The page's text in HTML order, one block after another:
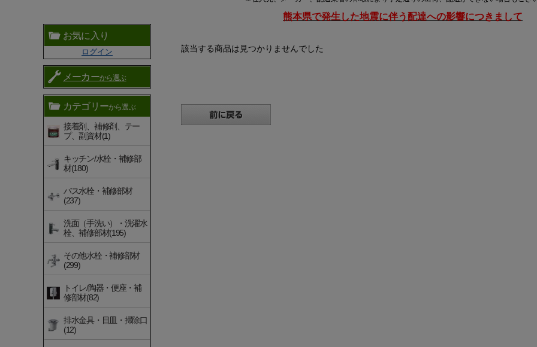
熊本県で発生した地震に伴う配達への影響につきまして
お気に入り
ログイン
メーカーから選ぶ
カテゴリーから選ぶ
接着剤、補修剤、テー
プ、副資材(1)
キッチン/水栓・補修部
材(180)
バス水栓・補修部材
(237)
洗面（手洗い）・洗濯水
栓、補修部材(195)
その他水栓・補修部材
(299)
トイレ/陶器・便座・補
修部材(82)
排水金具・目皿・掃除口
(12)
該当する商品は見つかりませんでした